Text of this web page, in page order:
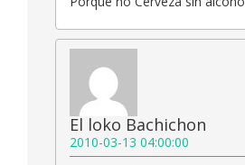
El loko Bachichon
2010-03-13 04:00:00